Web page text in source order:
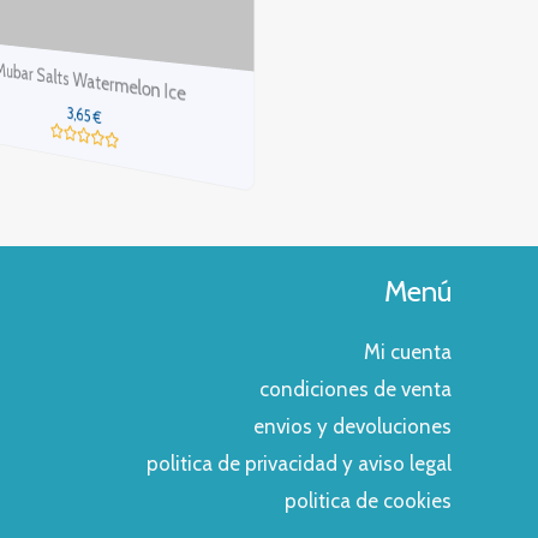
Watermelon Ice
Menú
Mi cuenta
condiciones de venta
envios y devoluciones
politica de privacidad y aviso legal
politica de cookies